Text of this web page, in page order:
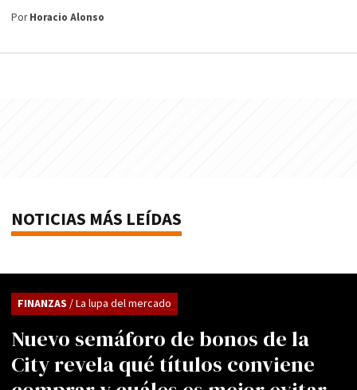
PorHoracio Alonso
NOTICIAS MÁS LEÍDAS
Nuevo semáforo de bonos de la
City revela qué títulos conviene
FINANZAS / La lupa del mercado